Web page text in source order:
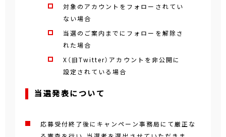
対象のアカウントをフォローされてい
ない場合
当選のご案内までにフォローを解除さ
れた場合
X（旧Twitter）アカウントを非公開に
設定されている場合
当選発表について
応募受付終了後にキャンペーン事務局にて厳正な